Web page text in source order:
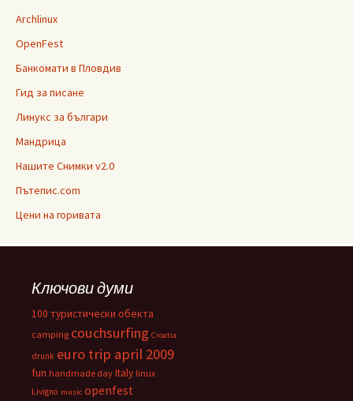
Archlinux
OpenFest
Банкомати в Пловдив
Гид за писане
Линукс за българи
Мандрица
Нашите Снимки v2.0
Пътепис.com
Цени на горивата
Ключови думи
100 туристически обекта
camping couchsurfing Croatia
drunk euro trip april 2009
fun handmade day Italy linux
Livigno music openfest